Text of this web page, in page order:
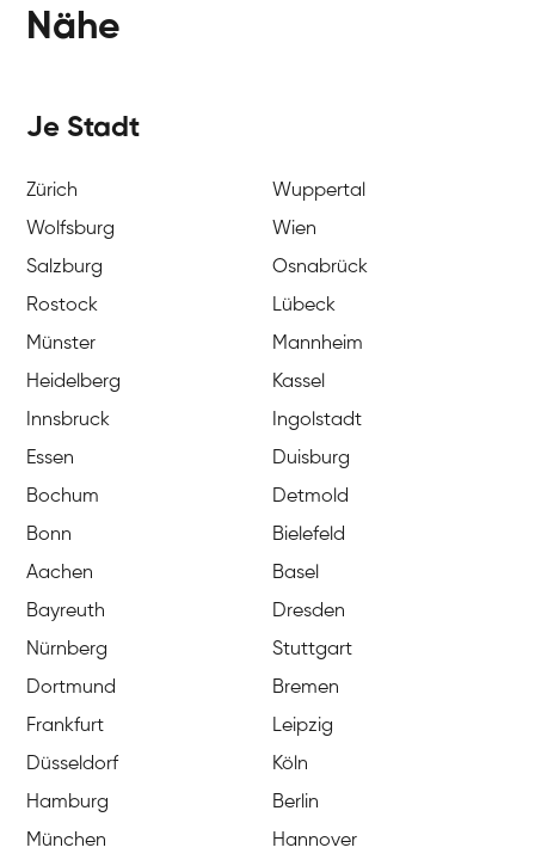
Nähe
Je Stadt
Zürich
Wuppertal
Wolfsburg
Wien
Salzburg
Osnabrück
Rostock
Lübeck
Münster
Mannheim
Heidelberg
Kassel
Innsbruck
Ingolstadt
Essen
Duisburg
Bochum
Detmold
Bonn
Bielefeld
Aachen
Basel
Bayreuth
Dresden
Nürnberg
Stuttgart
Dortmund
Bremen
Frankfurt
Leipzig
Düsseldorf
Köln
Hamburg
Berlin
München
Hannover